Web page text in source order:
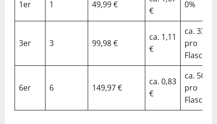
1er 1 49,99 €
€
0%
3er 3 99,98 €
ca. 1,11
€
ca. 33%
pro
Flasche
6er 6 149,97 €
ca. 0,83
€
ca. 50%
pro
Flasche